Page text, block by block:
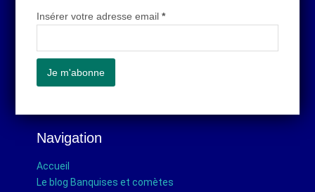
Insérer votre adresse email*
Navigation
Accueil
Le blog Banquises et comètes